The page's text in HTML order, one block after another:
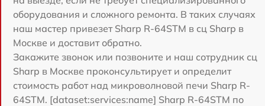
оборудования и сложного ремонта. В таких случаях
наш мастер привезет Sharp R-64STM в сц Sharp в
Москве и доставит обратно.
Закажите звонок или позвоните и наш сотрудник сц
Sharp в Москве проконсультирует и определит
стоимость работ над микроволновой печи Sharp R-
64STM. [dataset:services:name] Sharp R-64STM по